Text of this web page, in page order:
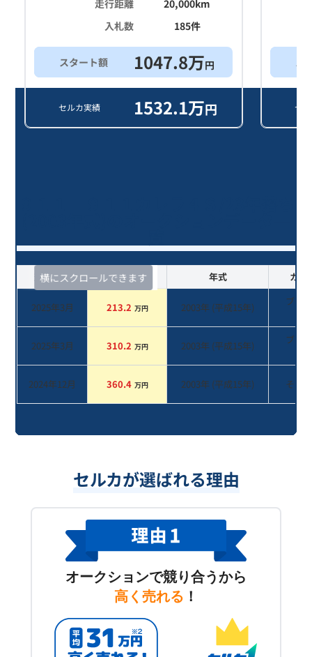
走行距離
20,000km
入札数
185件
スタート額 1047.8万円
セルカ実績 1532.1万円
ス
セ
横にスクロールできます
査定時期 セルカ実績 年式 カラ
2025年3月 213.2 万円 2003年 (平成15年)
ブラ
2025年3月 310.2 万円 2003年 (平成15年)
ブラ
2024年12月 360.4 万円 2003年 (平成15年) その他
セルカが選ばれる理由
オークションで競り合うから
高く売れる ！